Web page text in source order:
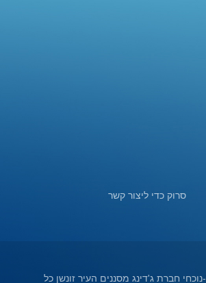
סרוק כדי ליצור קשר
זכויות יוצרים © 2023-נוכחי חברת ג'דינג מסננים העיר זונשן כל